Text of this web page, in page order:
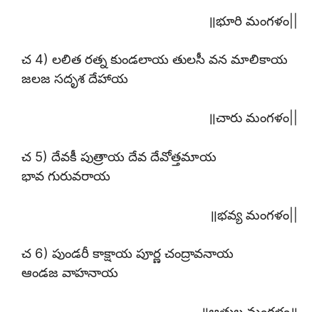
॥భూరి మంగళం||
చ 4) లలిత రత్న కుండలాయ తులసీ వన మాలికాయ
జలజ సదృశ దేహాయ
॥చారు మంగళం||
చ 5) దేవకీ పుత్రాయ దేవ దేవోత్తమాయ
భావ గురువరాయ
॥భవ్య మంగళం||
చ 6) పుండరీ కాక్షాయ పూర్ణ చంద్రావనాయ
ఆండజ వాహనాయ